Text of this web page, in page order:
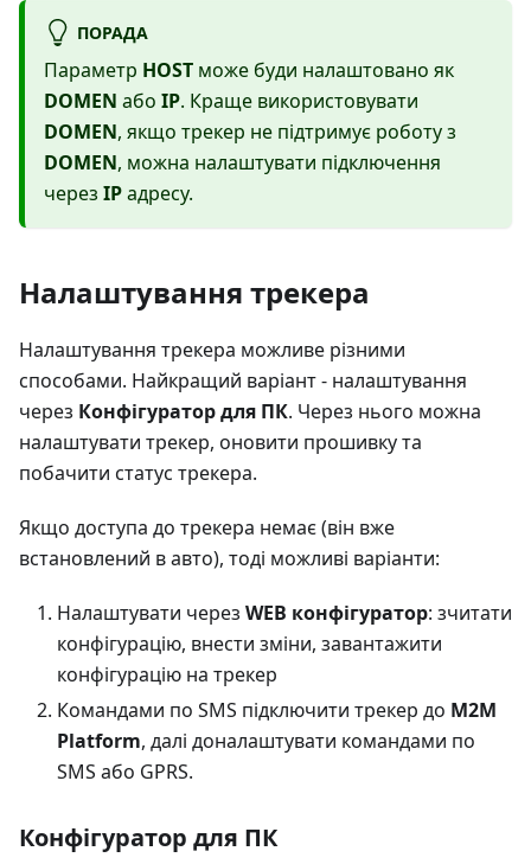
ПОРАДА
Параметр HOST може буди налаштовано як
DOMEN або IP. Краще використовувати
DOMEN, якщо трекер не підтримує роботу з
DOMEN, можна налаштувати підключення
через IPадресу.
Налаштування трекера
Налаштування трекера можливе різними
способами. Найкращий варіант - налаштування
через Конфігуратор для ПК. Через нього можна
налаштувати трекер, оновити прошивку та
побачити статус трекера.
Якщо доступа до трекера немає (він вже
встановлений в авто), тоді можливі варіанти:
Налаштувати через WEB конфігуратор: зчитати
конфігурацію, внести зміни, завантажити
конфігурацію на трекер
Командами по SMS підключити трекер до M2M
Platform, далі доналаштувати командами по
SMS або GPRS.
Конфігуратор для ПК